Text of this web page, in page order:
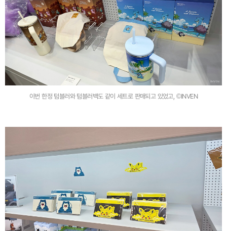
이번 한정 텀블러와 텀블러백도 같이 세트로 판매되고 있었고, ©INVEN